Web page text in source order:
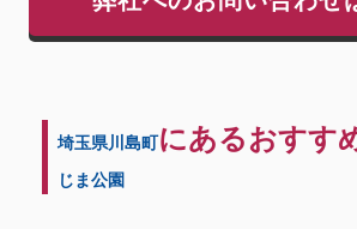
埼玉県川島町にあるおすす
じま公園